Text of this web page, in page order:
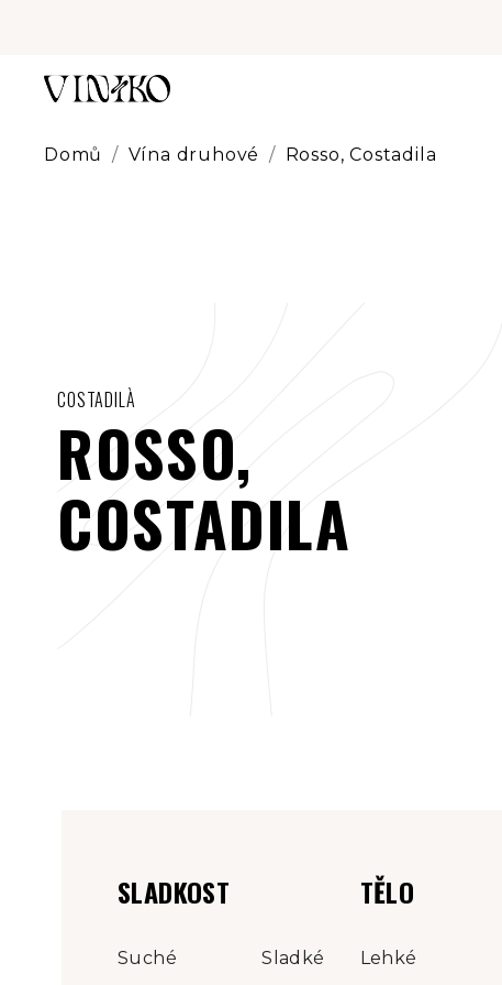
Domů / Vína druhové / Rosso, Costadila
COSTADILÀ
ROSSO,
COSTADILA
SLADKOST
Suché Sladké
TĚLO
Lehké